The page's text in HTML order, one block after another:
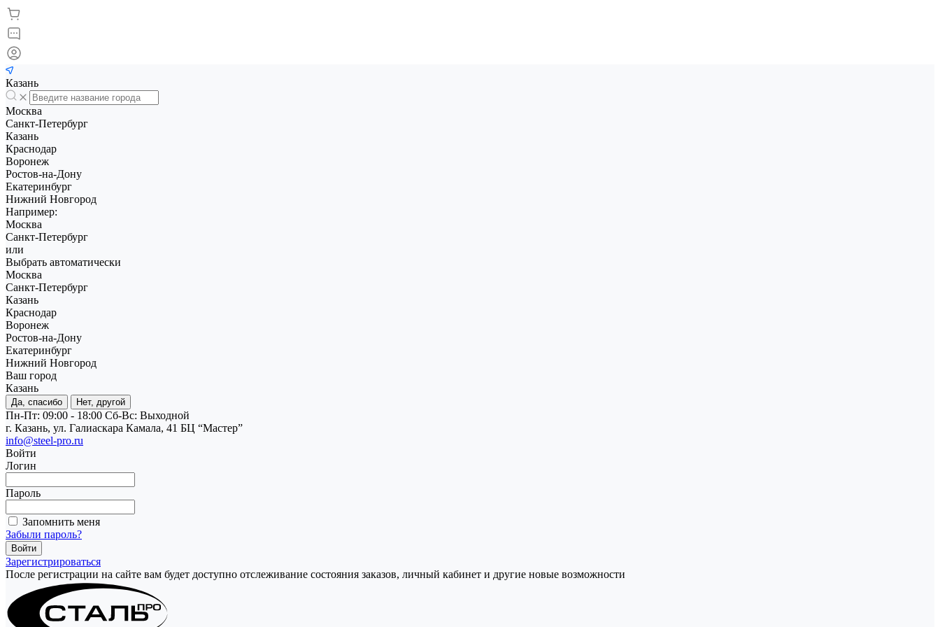
Казань
Москва
Санкт-Петербург
Казань
Краснодар
Воронеж
Ростов-на-Дону
Екатеринбург
Нижний Новгород
Например:
Москва
Санкт-Петербург
или
Выбрать автоматически
Москва
Санкт-Петербург
Казань
Краснодар
Воронеж
Ростов-на-Дону
Екатеринбург
Нижний Новгород
Ваш город
Казань
Да, спасибо Нет, другой
Пн-Пт: 09:00 - 18:00 Cб-Вс: Выходной
г. Казань, ул. Галиаскара Камала, 41 БЦ “Мастер”
info@steel-pro.ru
Войти
Логин
Пароль
Запомнить меня
Забыли пароль?
Зарегистрироваться
После регистрации на сайте вам будет доступно отслеживание состояния заказов, личный кабинет и другие новые возможности